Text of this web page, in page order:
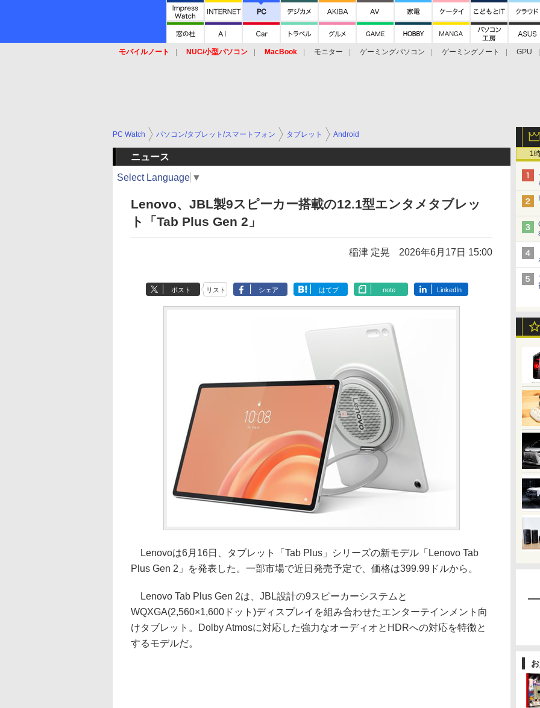
モバイルノート NUC/小型パソコン MacBook モニター ゲーミングパソコン ゲーミングノート
GPU
1
PC Watch パソコン/タブレット/スマートフォン タブレット Android
ニュース
Select Language ▼
Lenovo、JBL製9スピーカー搭載の12.1型エンタメタブレッ
ト「Tab Plus Gen 2」
稲津 定晃 2026年6月17日 15:00
ポスト リスト シェア はてブ note LinkedIn
Lenovoは6月16日、タブレット「Tab Plus」シリーズの新モデル「Lenovo Tab
Plus Gen 2」を発表した。一部市場で近日発売予定で、価格は399.99ドルから。
Lenovo Tab Plus Gen 2は、JBL設計の9スピーカーシステムと
WQXGA(2,560×1,600ドット)ディスプレイを組み合わせたエンターテインメント向
けタブレット。Dolby Atmosに対応した強力なオーディオとHDRへの対応を特徴と
するモデルだ。